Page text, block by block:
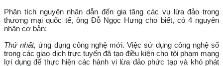
Phân tích nguyên nhân dẫn đến gia tăng các vụ lừa đảo trong
thương mại quốc tế, ông Đỗ Ngọc Hưng cho biết, có 4 nguyên
nhân cơ bản:
Thứ nhất, ứng dụng công nghệ mới. Việc sử dụng công nghệ số
trong các giao dịch trực tuyến đã tạo điều kiện cho tội phạm mạng
lợi dụng để thực hiện các hành vi lừa đảo phức tạp và khó phát